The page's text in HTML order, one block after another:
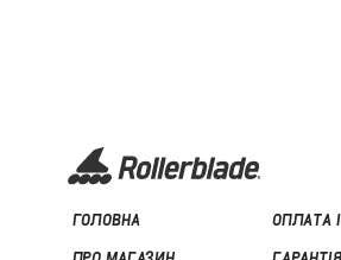
ГОЛОВНА
ОПЛАТА